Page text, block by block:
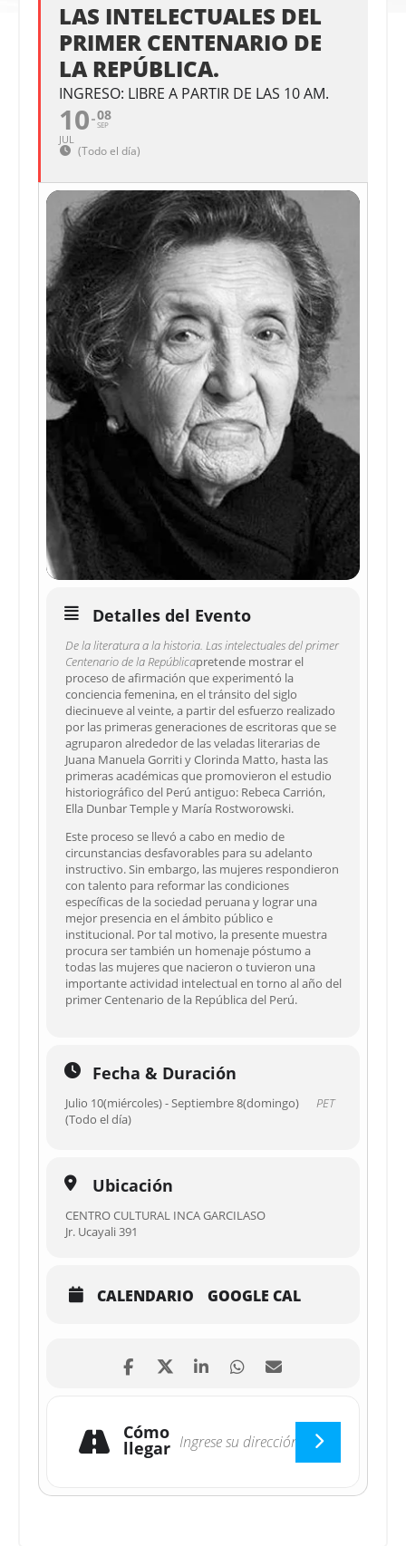
LAS INTELECTUALES DEL
PRIMER CENTENARIO DE
LA REPÚBLICA.
INGRESO: LIBRE A PARTIR DE LAS 10 AM.
10
JUL
08
SEP
(Todo el día)
Detalles del Evento
De la literatura a la historia. Las intelectuales del primer
Centenario de la Repúblicapretende mostrar el
proceso de afirmación que experimentó la
conciencia femenina, en el tránsito del siglo
diecinueve al veinte, a partir del esfuerzo realizado
por las primeras generaciones de escritoras que se
agruparon alrededor de las veladas literarias de
Juana Manuela Gorriti y Clorinda Matto, hasta las
primeras académicas que promovieron el estudio
historiográfico del Perú antiguo: Rebeca Carrión,
Ella Dunbar Temple y María Rostworowski.
Este proceso se llevó a cabo en medio de
circunstancias desfavorables para su adelanto
instructivo. Sin embargo, las mujeres respondieron
con talento para reformar las condiciones
específicas de la sociedad peruana y lograr una
mejor presencia en el ámbito público e
institucional. Por tal motivo, la presente muestra
procura ser también un homenaje póstumo a
todas las mujeres que nacieron o tuvieron una
importante actividad intelectual en torno al año del
primer Centenario de la República del Perú.
Fecha & Duración
Julio 10(miércoles) - Septiembre 8(domingo)
(Todo el día)
PET
Ubicación
CENTRO CULTURAL INCA GARCILASO
Jr. Ucayali 391
CALENDARIO GOOGLE CAL
Cómo
llegar